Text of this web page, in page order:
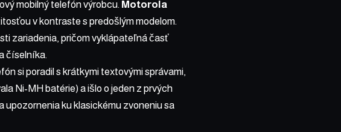
mobilný telefón výrobcu. Motorola
v kontraste s predošlým modelom.
zariadenia, pričom vyklápateľná časť
číselníka.
si poradil s krátkymi textovými správami,
Ni-MH batérie) a išlo o jeden z prvých
ku klasickému zvoneniu sa